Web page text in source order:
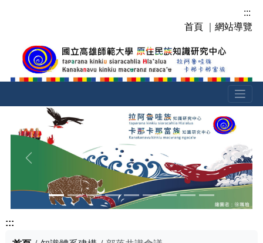
容
塊
:::
首頁
網站導覽
上一張 下一張
:::